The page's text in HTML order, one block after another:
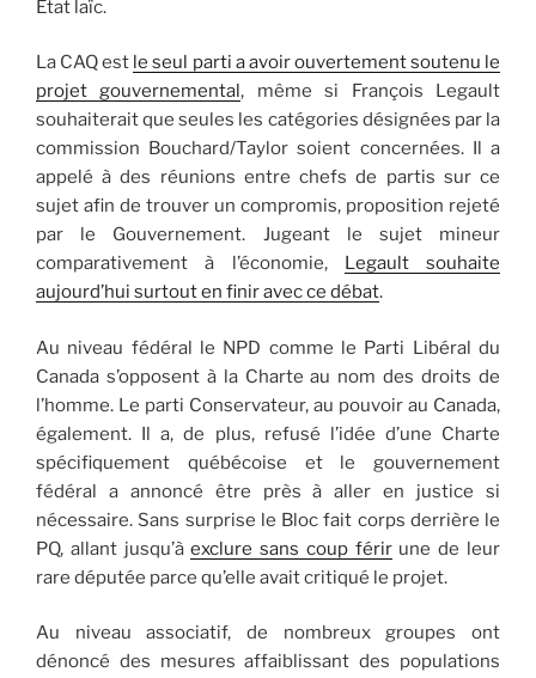
État laïc.
La CAQ est le seul parti a avoir ouvertement soutenu le
projet gouvernemental, même si François Legault
souhaiterait que seules les catégories désignées par la
commission Bouchard/Taylor soient concernées. Il a
appelé à des réunions entre chefs de partis sur ce
sujet afin de trouver un compromis, proposition rejeté
par le Gouvernement. Jugeant le sujet mineur
comparativement à l’économie, Legault souhaite
aujourd’hui surtout en finir avec ce débat.
Au niveau fédéral le NPD comme le Parti Libéral du
Canada s’opposent à la Charte au nom des droits de
l’homme. Le parti Conservateur, au pouvoir au Canada,
également. Il a, de plus, refusé l’idée d’une Charte
spécifiquement québécoise et le gouvernement
fédéral a annoncé être près à aller en justice si
nécessaire. Sans surprise le Bloc fait corps derrière le
PQ, allant jusqu’àexclure sans coup férirune de leur
rare députée parce qu’elle avait critiqué le projet.
Au niveau associatif, de nombreux groupes ont
dénoncé des mesures affaiblissant des populations